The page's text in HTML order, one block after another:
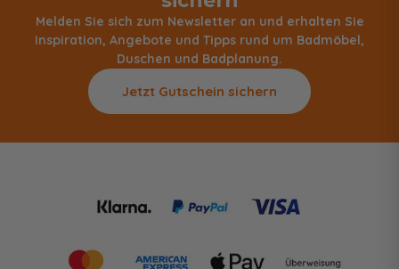
Melden Sie sich zum Newsletter an und erhalten Sie
Inspiration, Angebote und Tipps rund um Badmöbel,
Duschen und Badplanung.
Jetzt Gutschein sichern